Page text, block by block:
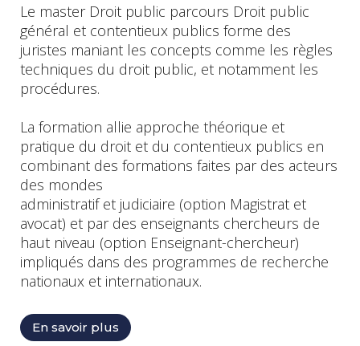
Le master Droit public parcours Droit public
général et contentieux publics forme des
juristes maniant les concepts comme les règles
techniques du droit public, et notamment les
procédures.
La formation allie approche théorique et
pratique du droit et du contentieux publics en
combinant des formations faites par des acteurs
des mondes
administratif et judiciaire (option Magistrat et
avocat) et par des enseignants chercheurs de
haut niveau (option Enseignant-chercheur)
impliqués dans des programmes de recherche
nationaux et internationaux.
En savoir plus